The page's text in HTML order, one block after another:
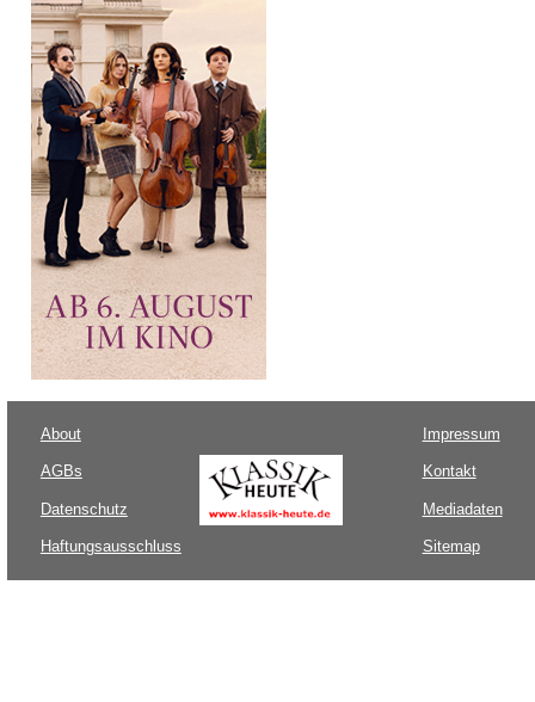
About
AGBs
Datenschutz
Haftungsausschluss
Impressum
Kontakt
Mediadaten
Sitemap